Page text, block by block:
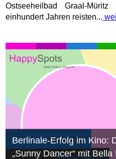
Ostseeheilbad Graal-
einhundert Jahren reisten...
Berlinale-Erfolg im Kino:
„Sunny Dancer“ mit